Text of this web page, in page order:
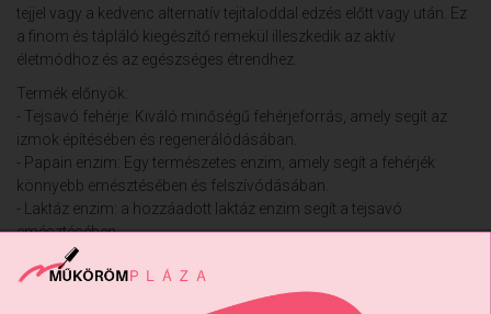
tejjel vagy a kedvenc alternatív tejitaloddal edzés előtt vagy után. Ez
a finom és tápláló kiegészítő remekül illeszkedik az aktív
életmódhoz és az egészséges étrendhez.
Termék előnyök:
- Tejsavó fehérje: Kiváló minőségű fehérjeforrás, amely segít az
izmok építésében és regenerálódásában.
- Papain enzim: Egy természetes enzim, amely segít a fehérjék
könnyebb emésztésében és felszívódásában.
- Laktáz enzim: a hozzáadott laktáz enzim segít a tejsavó
emésztésében.
Felhasználási javaslat: Adjon egy adag (30g) italporhoz 250 ml
vizet vagy tejet, majd jól keverje el.